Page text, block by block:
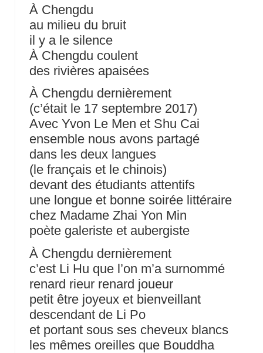
À Chengdu
au milieu du bruit
il y a le silence
À Chengdu coulent
des rivières apaisées
À Chengdu dernièrement
(c’était le 17 septembre 2017)
Avec Yvon Le Men et Shu Cai
ensemble nous avons partagé
dans les deux langues
(le français et le chinois)
devant des étudiants attentifs
une longue et bonne soirée littéraire
chez Madame Zhai Yon Min
poète galeriste et aubergiste
À Chengdu dernièrement
c’est Li Hu que l’on m’a surnommé
renard rieur renard joueur
petit être joyeux et bienveillant
descendant de Li Po
et portant sous ses cheveux blancs
les mêmes oreilles que Bouddha